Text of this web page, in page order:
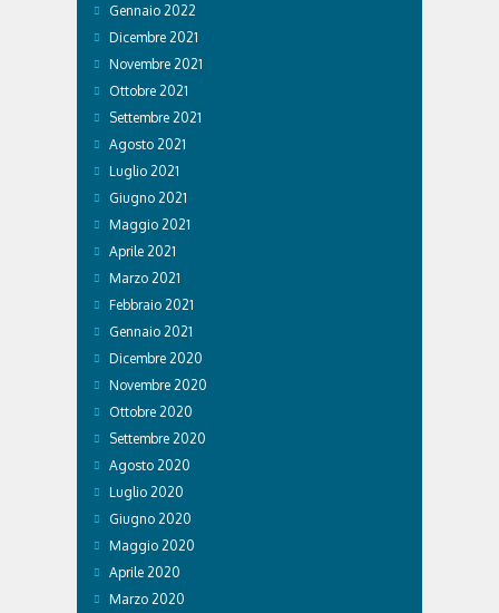
Gennaio 2022
Dicembre 2021
Novembre 2021
Ottobre 2021
Settembre 2021
Agosto 2021
Luglio 2021
Giugno 2021
Maggio 2021
Aprile 2021
Marzo 2021
Febbraio 2021
Gennaio 2021
Dicembre 2020
Novembre 2020
Ottobre 2020
Settembre 2020
Agosto 2020
Luglio 2020
Giugno 2020
Maggio 2020
Aprile 2020
Marzo 2020